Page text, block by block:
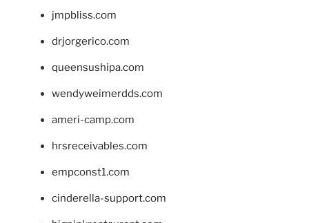
jmpbliss.com
drjorgerico.com
queensushipa.com
wendyweimerdds.com
ameri-camp.com
hrsreceivables.com
empconst1.com
cinderella-support.com